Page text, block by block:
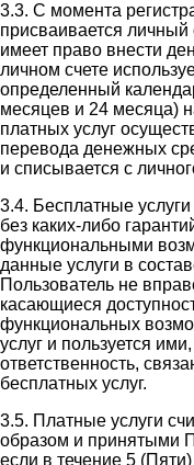
3.3. С момента
присваивается личный
имеет право внести
личном счете
определенный
месяцев и 24 месяца)
платных услуг
перевода денежных
и списывается с
3.4. Бесплатные
без каких-либо
функциональными
данные услуги в
Пользователь не
касающиеся
функциональных
услуг и пользуется
ответственность,
бесплатных услуг.
3.5. Платные услуги
образом и принятыми
если в течение 5